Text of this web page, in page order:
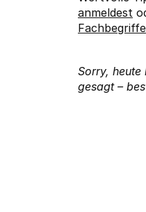
anmeldest
Fachbegriffe
Sorry,
gesagt –